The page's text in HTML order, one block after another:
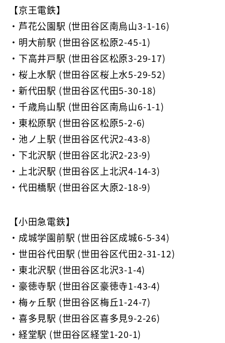
【京王電鉄】
・芦花公園駅 (世田谷区南烏山3-1-16)
・明大前駅 (世田谷区松原2-45-1)
・下高井戸駅 (世田谷区松原3-29-17)
・桜上水駅 (世田谷区桜上水5-29-52)
・新代田駅 (世田谷区代田5-30-18)
・千歳烏山駅 (世田谷区南烏山6-1-1)
・東松原駅 (世田谷区松原5-2-6)
・池ノ上駅 (世田谷区代沢2-43-8)
・下北沢駅 (世田谷区北沢2-23-9)
・上北沢駅 (世田谷区上北沢4-14-3)
・代田橋駅 (世田谷区大原2-18-9)
【小田急電鉄】
・成城学園前駅 (世田谷区成城6-5-34)
・世田谷代田駅 (世田谷区代田2-31-12)
・東北沢駅 (世田谷区北沢3-1-4)
・豪徳寺駅 (世田谷区豪徳寺1-43-4)
・梅ヶ丘駅 (世田谷区梅丘1-24-7)
・喜多見駅 (世田谷区喜多見9-2-26)
・経堂駅 (世田谷区経堂1-20-1)